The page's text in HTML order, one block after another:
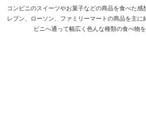
コンビニのスイーツやお菓子などの商品を食べた感
レブン、ローソン、ファミリーマートの商品を主に
ビニへ通って幅広く色んな種類の食べ物を